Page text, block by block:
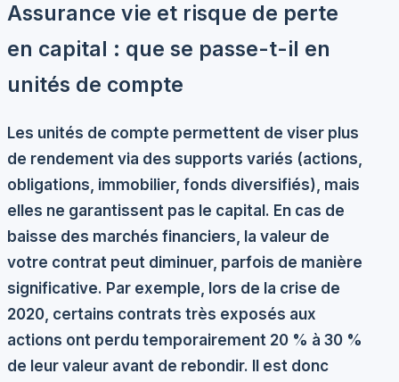
Assurance vie et risque de perte
en capital : que se passe-t-il en
unités de compte
Les unités de compte permettent de viser plus
de rendement via des supports variés (actions,
obligations, immobilier, fonds diversifiés), mais
elles ne garantissent pas le capital. En cas de
baisse des marchés financiers, la valeur de
votre contrat peut diminuer, parfois de manière
significative. Par exemple, lors de la crise de
2020, certains contrats très exposés aux
actions ont perdu temporairement 20 % à 30 %
de leur valeur avant de rebondir. Il est donc